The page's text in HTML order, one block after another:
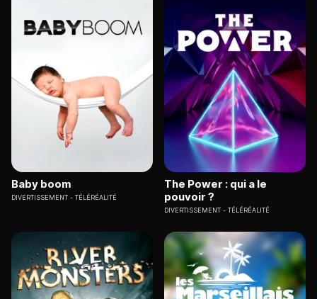
Baby boom
DIVERTISSEMENT TÉLÉRÉALITÉ
The Power : qui a le
pouvoir ?
DIVERTISSEMENT TÉLÉRÉALITÉ